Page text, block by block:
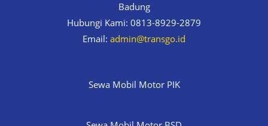
Badung
Hubungi Kami: 0813-8929-2879
Email: admin@transgo.id
Sewa Mobil Motor PIK